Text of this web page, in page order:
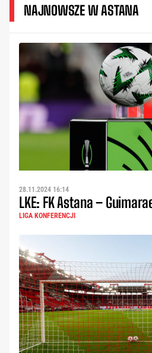
NAJNOWSZE W ASTANA
28.11.2024 16:14
LKE: FK Astana –
LIGA KONFERENCJI